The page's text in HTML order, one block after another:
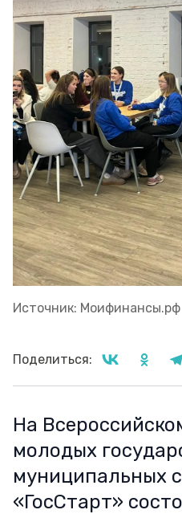
Источник: Моифинансы.рф
Поделиться:
На
молодых
муниципальных
«ГосСтарт»